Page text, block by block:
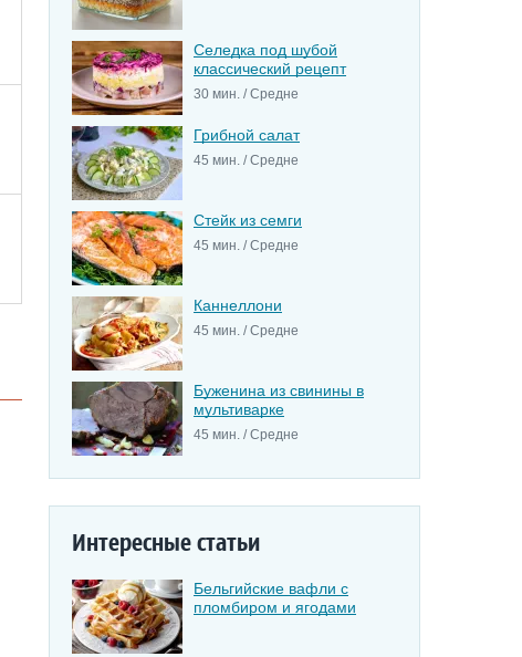
Селедка под шубой
классический рецепт
30 мин. / Средне
Грибной салат
45 мин. / Средне
Стейк из семги
45 мин. / Средне
Каннеллони
45 мин. / Средне
Буженина из свинины в
мультиварке
45 мин. / Средне
Интересные статьи
Бельгийские вафли с
пломбиром и ягодами